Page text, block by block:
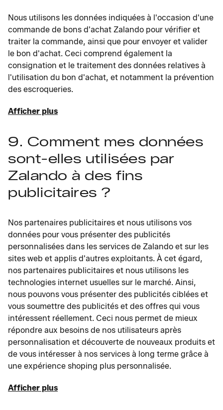
Nous utilisons les données indiquées à l'occasion d'une
commande de bons d'achat Zalando pour vérifier et
traiter la commande, ainsi que pour envoyer et valider
le bon d'achat. Ceci comprend également la
consignation et le traitement des données relatives à
l'utilisation du bon d'achat, et notamment la prévention
des escroqueries.
Afficher plus
9. Comment mes données
sont-elles utilisées par
Zalando à des fins
publicitaires ?
Nos partenaires publicitaires et nous utilisons vos
données pour vous présenter des publicités
personnalisées dans les services de Zalando et sur les
sites web et applis d'autres exploitants. À cet égard,
nos partenaires publicitaires et nous utilisons les
technologies internet usuelles sur le marché. Ainsi,
nous pouvons vous présenter des publicités ciblées et
vous soumettre des publicités et des offres qui vous
intéressent réellement. Ceci nous permet de mieux
répondre aux besoins de nos utilisateurs après
personnalisation et découverte de nouveaux produits et
de vous intéresser à nos services à long terme grâce à
une expérience shoping plus personnalisée.
Afficher plus